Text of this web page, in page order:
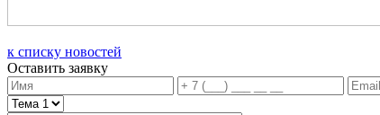
к списку новостей
Оставить заявку